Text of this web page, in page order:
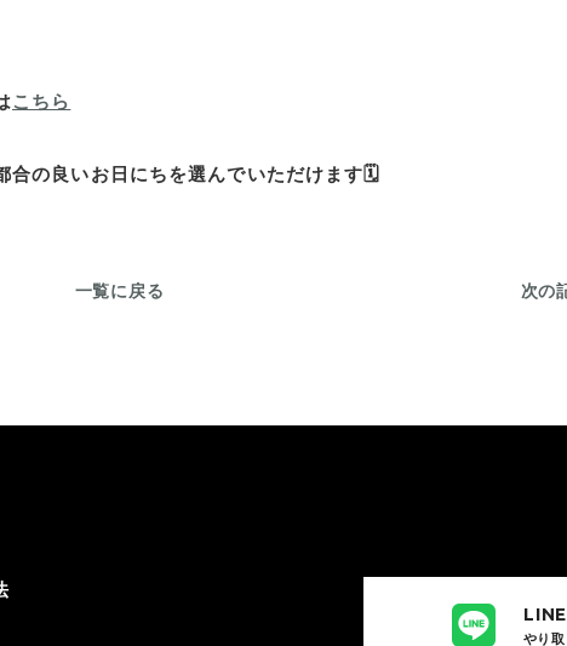
こちら
合の良いお日にちを選んでいただけます🗓️
一覧に戻る 次の
やり